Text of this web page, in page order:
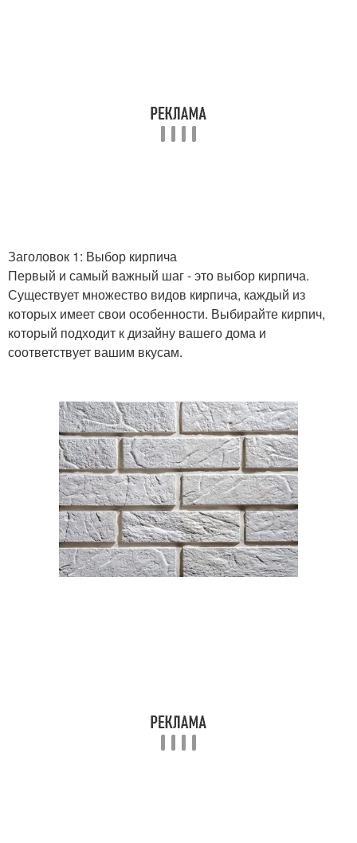
Заголовок 1: Выбор кирпича
Первый и самый важный шаг - это выбор кирпича.
Существует множество видов кирпича, каждый из
которых имеет свои особенности. Выбирайте кирпич,
который подходит к дизайну вашего дома и
соответствует вашим вкусам.